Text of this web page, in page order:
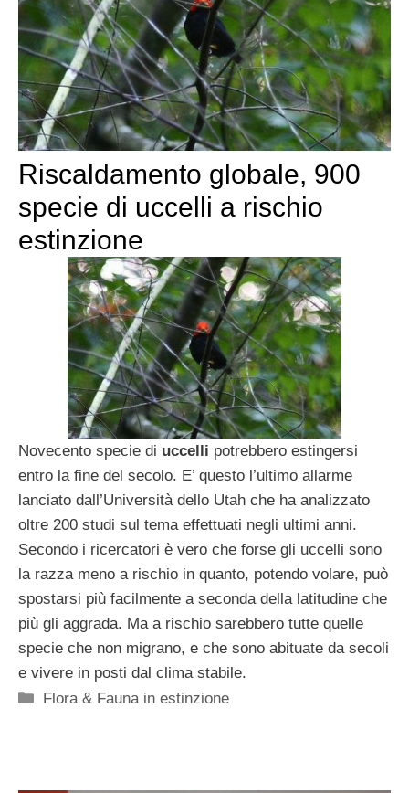
Riscaldamento globale, 900
specie di uccelli a rischio
estinzione
Novecento specie di uccelli potrebbero estingersi
entro la fine del secolo. E’ questo l’ultimo allarme
lanciato dall’Università dello Utah che ha analizzato
oltre 200 studi sul tema effettuati negli ultimi anni.
Secondo i ricercatori è vero che forse gli uccelli sono
la razza meno a rischio in quanto, potendo volare, può
spostarsi più facilmente a seconda della latitudine che
più gli aggrada. Ma a rischio sarebbero tutte quelle
specie che non migrano, e che sono abituate da secoli
e vivere in posti dal clima stabile.
Categorie
Flora & Fauna in estinzione